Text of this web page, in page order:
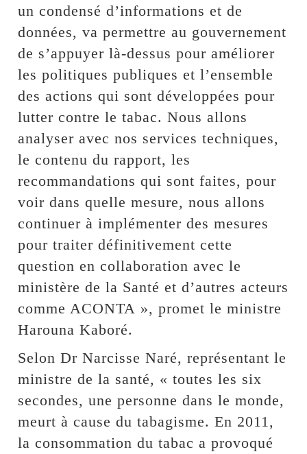
un condensé d’informations et de
données, va permettre au gouvernement
de s’appuyer là-dessus pour améliorer
les politiques publiques et l’ensemble
des actions qui sont développées pour
lutter contre le tabac. Nous allons
analyser avec nos services techniques,
le contenu du rapport, les
recommandations qui sont faites, pour
voir dans quelle mesure, nous allons
continuer à implémenter des mesures
pour traiter définitivement cette
question en collaboration avec le
ministère de la Santé et d’autres acteurs
comme ACONTA », promet le ministre
Harouna Kaboré.
Selon Dr Narcisse Naré, représentant le
ministre de la santé, « toutes les six
secondes, une personne dans le monde,
meurt à cause du tabagisme. En 2011,
la consommation du tabac a provoqué